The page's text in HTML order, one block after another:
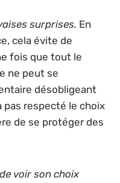
surprises. En
cela évite de
fois que tout le
ne peut se
désobligeant
pas respecté le choix
de se protéger des
voir son choix